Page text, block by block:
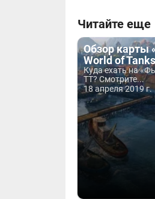
Читайте еще
Обзор карты
World of Tanks
Куда ехать на
ТТ? Смотрите...
18 апреля 2019 г.